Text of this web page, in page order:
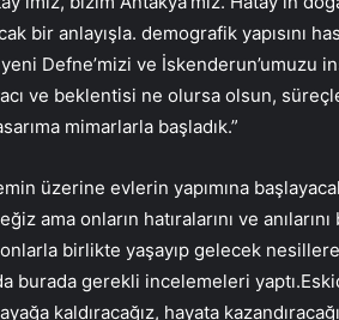
bir anlayışla. demografik yapısını
yeni Defne’mizi ve İskenderun’umuzu
ve beklentisi ne olursa olsun,
mimarlarla başladık.”
üzerine evlerin yapımına
ama onların hatıralarını ve
birlikte yaşayıp gelecek
burada gerekli incelemeleri
kaldıracağız, hayata